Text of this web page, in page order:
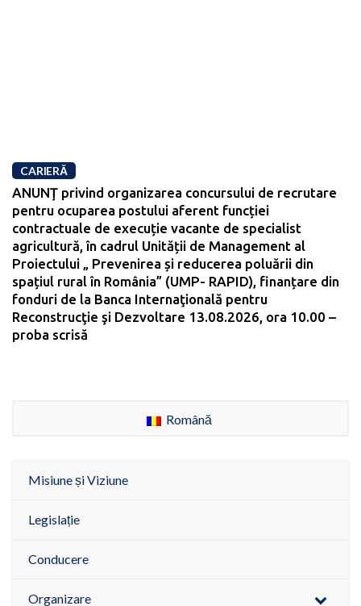
CARIERĂ
ANUNŢ privind organizarea concursului de recrutare
pentru ocuparea postului aferent funcției
contractuale de execuție vacante de specialist
agricultură, în cadrul Unității de Management al
Proiectului „ Prevenirea și reducerea poluării din
spațiul rural în România” (UMP- RAPID), finanțare din
fonduri de la Banca Internaţională pentru
Reconstrucţie şi Dezvoltare 13.08.2026, ora 10.00 –
proba scrisă
Română
Misiune și Viziune
Legislație
Conducere
Organizare